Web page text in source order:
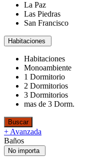
La Paz
Las Piedras
San Francisco
Habitaciones
Habitaciones
Monoambiente
1 Dormitorio
2 Dormitorios
3 Dormitorios
mas de 3 Dorm.
+ Avanzada
Baños
No importa